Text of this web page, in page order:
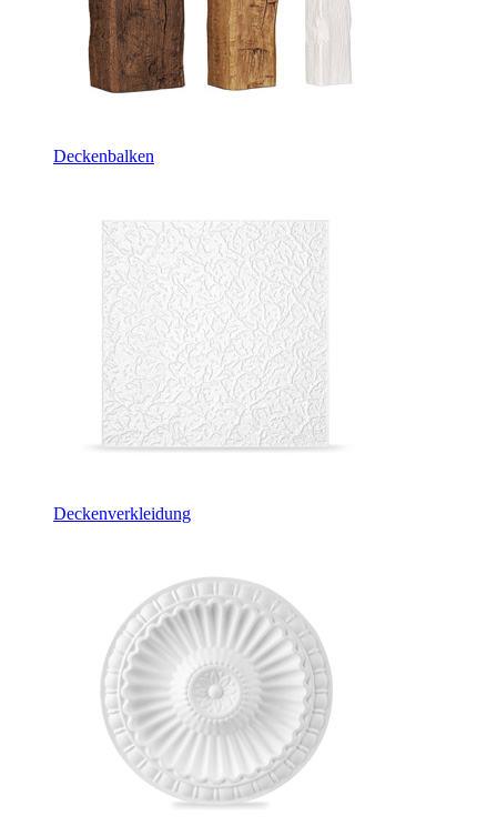
Deckenbalken
Deckenverkleidung